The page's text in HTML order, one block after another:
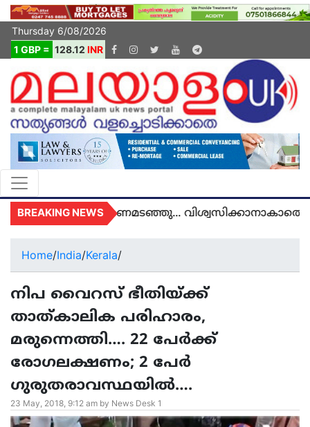
Thursday 6/08/2026
1 GBP = 128.12 INR
BREAKING NEWS
മരണമടഞ്ഞു... വിശ്വസിക്കാനാകാതെ യുകെ
Home/India/Kerala/
നിപ വൈറസ് ഭീതിയ്ക്ക്
താത്കാലിക പരിഹാരം,
മരുന്നെത്തി…. 22 പേര്‍ക്ക്
രോഗലക്ഷണം; 2 പേര്‍
ഗുരുതരാവസ്ഥയില്‍….
23 May, 2018, 9:12 am by News Desk 1